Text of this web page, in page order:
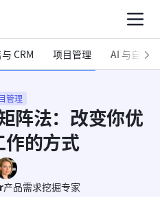
CRM 项目管理 AI 与自动化
管理
阵法：改变你优
作的方式
产品需求挖掘专家